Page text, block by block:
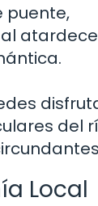
puente,
del
Local